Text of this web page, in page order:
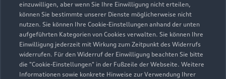
einzuwilligen, aber wenn Sie Ihre Einwilligung nicht erteilen,
können Sie bestimmte unserer Dienste möglicherweise nicht
nutzen. Sie können Ihre Cookie-Einstellungen anhand der unten
aufgeführten Kategorien von Cookies verwalten. Sie können Ihre
Einwilligung jederzeit mit Wirkung zum Zeitpunkt des Widerrufs
widerrufen. Für den Widerruf der Einwilligung beachten Sie bitte
die "Cookie-Einstellungen" in der Fußzeile der Webseite. Weitere
Informationen sowie konkrete Hinweise zur Verwendung Ihrer
Service
Geschlossen,öffnet am Freitag 07:00
Teile- & Zubehörverkauf
Geschlossen,öffnet amFreitag 08:00